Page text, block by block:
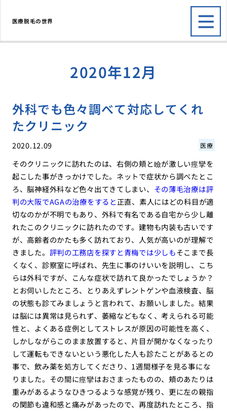
医療脱毛の世界
2020年12月
外科でも色々調べて対応してくれ
たクリニック
2020.12.09 医療
そのクリニックに訪れたのは、右側の頬と瞼が激しい痙攣を
起こした事がきっかけでした。ネットで症状から調べたとこ
ろ、脳神経外科など色々出てきてしまい、 その薄毛治療は評
判の大阪でAGAの治療をすると正直、素人にはどの科目が適
切なのかが不明でもあり、外科で有名である自宅から少し離
れたこのクリニックに訪れたのです。建物も内装も古いです
が、高齢者のかたも多く訪れており、人気が高いのが理解で
きました。 評判の工務店を探すと青梅では少しもそこまで長
くなく、診察室に呼ばれ、先生に事のけいいを説明し、こち
らは外科ですが、こんな症状で訪れて良かったでしょうか？
とお伺いしたところ、とりあえずレントゲンや血液検査、脳
の状態も診てみましょうと言われて、お願いしました。結果
は脳には異常は見られず、萎縮などもなく、考えられる可能
性と、よくある症例としてストレスが原因の可能性を高く、
しかしながらこのまま放置すると、片目が開かなくなったり
して運転もできないという悪化した人も診たことがあるとの
事で、飲み薬を処方してくださり、1週間様子を見る事にな
りました。その間に痙攣はおさまったものの、頬のあたりは
重みがあるようなひきつるような感覚が残り、更に左の親指
の関節も違和感と痛みがあったので、再度訪れたところ、指